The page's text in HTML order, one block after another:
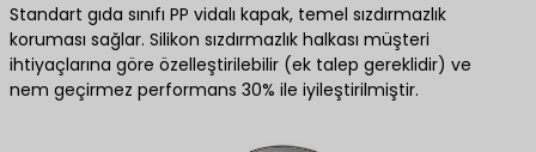
Standart gıda sınıfı PP vidalı kapak, temel sızdırmazlık
koruması sağlar. Silikon sızdırmazlık halkası müşteri
ihtiyaçlarına göre özelleştirilebilir (ek talep gereklidir) ve
nem geçirmez performans 30% ile iyileştirilmiştir.